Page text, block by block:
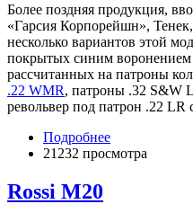
Более поздняя продукция,
«Гарсия Корпорейшн»,
несколько вариантов этой
покрытых синим
рассчитанных на патроны
.22 WMR, патроны .32 S&W
револьвер под патрон .22
Подробнее
21232 просмотра
Rossi M20